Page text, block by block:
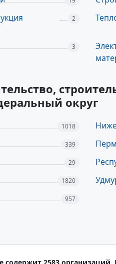
2
3
округ
1018
339
29
1820
957